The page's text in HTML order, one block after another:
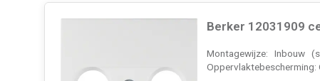
Berker 12031909
Montagewijze: Inbouw
Oppervlaktebescherming: